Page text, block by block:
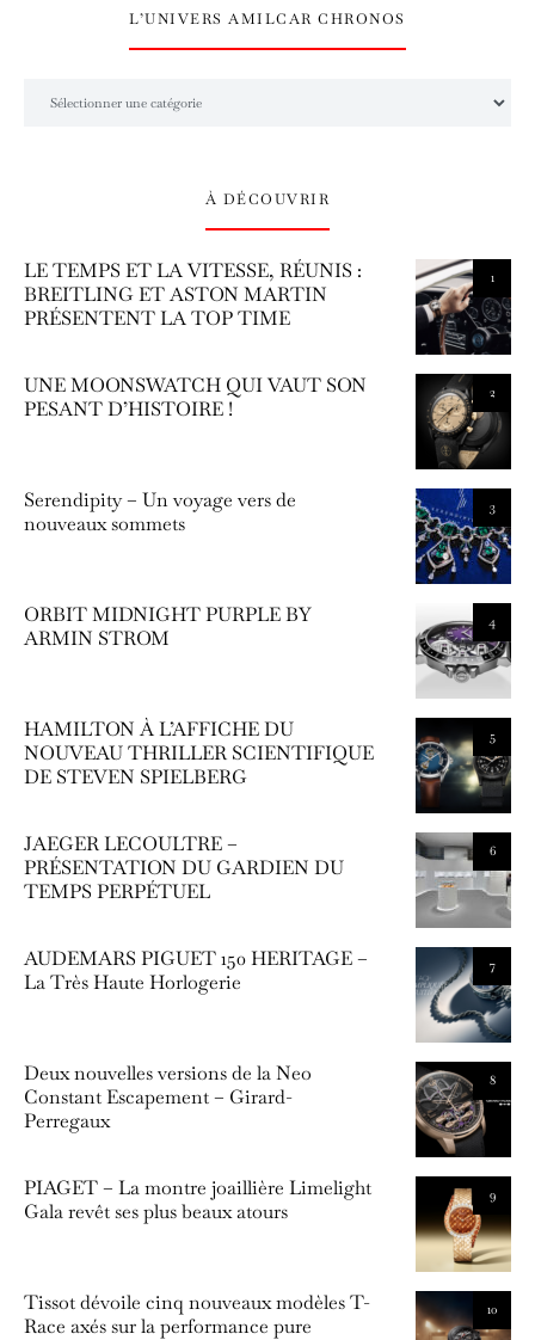
L’UNIVERS AMILCAR CHRONOS
À DÉCOUVRIR
1
LE TEMPS ET LA VITESSE, RÉUNIS :
BREITLING ET ASTON MARTIN
PRÉSENTENT LA TOP TIME
2
UNE MOONSWATCH QUI VAUT SON
PESANT D’HISTOIRE !
3
Serendipity – Un voyage vers de
nouveaux sommets
4
ORBIT MIDNIGHT PURPLE BY
ARMIN STROM
5
HAMILTON À L’AFFICHE DU
NOUVEAU THRILLER SCIENTIFIQUE
DE STEVEN SPIELBERG
6
JAEGER LECOULTRE –
PRÉSENTATION DU GARDIEN DU
TEMPS PERPÉTUEL
7
AUDEMARS PIGUET 150 HERITAGE –
La Très Haute Horlogerie
8
Deux nouvelles versions de la Neo
Constant Escapement – Girard-
Perregaux
9
PIAGET – La montre joaillière Limelight
Gala revêt ses plus beaux atours
10
Tissot dévoile cinq nouveaux modèles T-
Race axés sur la performance pure